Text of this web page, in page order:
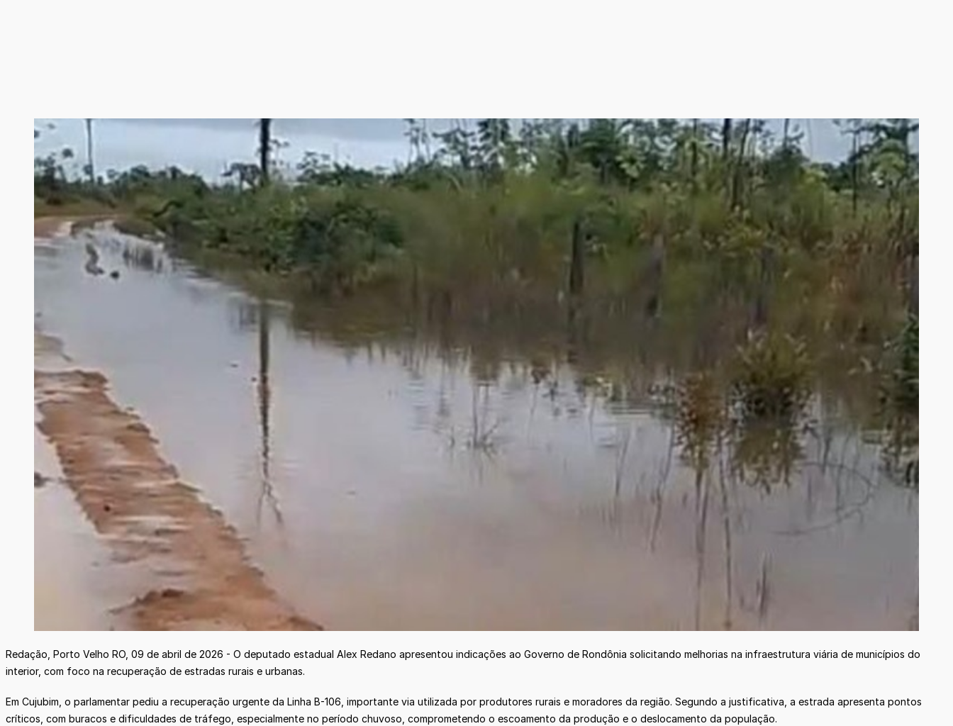
Redação, Porto Velho RO, 09 de abril de 2026 - O deputado estadual Alex Redano apresentou indicações ao Governo de Rondônia solicitando melhorias na infraestrutura viária de municípios do
interior, com foco na recuperação de estradas rurais e urbanas.
Em Cujubim, o parlamentar pediu a recuperação urgente da Linha B-106, importante via utilizada por produtores rurais e moradores da região. Segundo a justificativa, a estrada apresenta pontos
críticos, com buracos e dificuldades de tráfego, especialmente no período chuvoso, comprometendo o escoamento da produção e o deslocamento da população.